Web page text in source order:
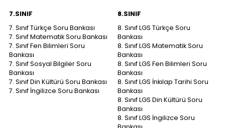
7.SINIF
7. Sınıf Türkçe Soru Bankası
7. Sınıf Matematik Soru Bankası
7. Sınıf Fen Bilimleri Soru
Bankası
7. Sınıf Sosyal Bilgiler Soru
Bankası
7. Sınıf Din Kültürü Soru Bankası
7. Sınıf İngilizce Soru Bankası
8.SINIF
8. Sınıf LGS Türkçe Soru
Bankası
8. Sınıf LGS Matematik Soru
Bankası
8. Sınıf LGS Fen Bilimleri Soru
Bankası
8. Sınıf LGS İnkılap Tarihi Soru
Bankası
8. Sınıf LGS Din Kültürü Soru
Bankası
8. Sınıf LGS İngilizce Soru